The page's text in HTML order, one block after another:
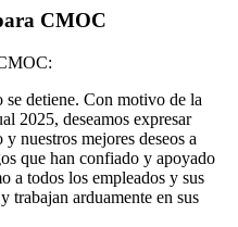
CMOC
detiene. Con motivo de la
2025, deseamos expresar
nuestros mejores deseos a
que han confiado y apoyado
a todos los empleados y sus
trabajan arduamente en sus